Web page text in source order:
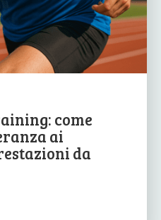
come
ai
da